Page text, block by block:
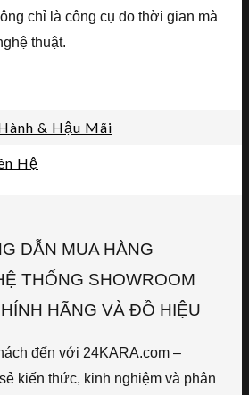
chỉ là công cụ đo thời gian mà
thuật.
& Hậu Mãi
Hệ
DẪN MUA HÀNG
THỐNG SHOWROOM
HÃNG VÀ ĐỒ HIỆU
đến với 24KARA.com –
kiến thức, kinh nghiệm và phân